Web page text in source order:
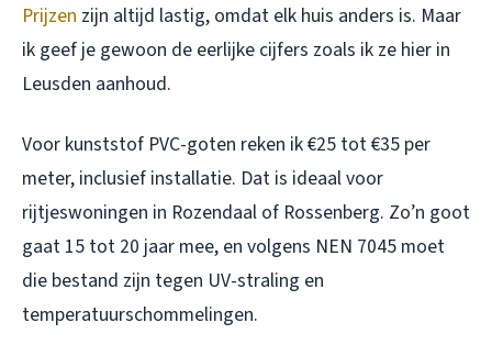
Prijzen zijn altijd lastig, omdat elk huis anders is. Maar
ik geef je gewoon de eerlijke cijfers zoals ik ze hier in
Leusden aanhoud.
Voor kunststof PVC-goten reken ik €25 tot €35 per
meter, inclusief installatie. Dat is ideaal voor
rijtjeswoningen in Rozendaal of Rossenberg. Zo’n goot
gaat 15 tot 20 jaar mee, en volgens NEN 7045 moet
die bestand zijn tegen UV-straling en
temperatuurschommelingen.